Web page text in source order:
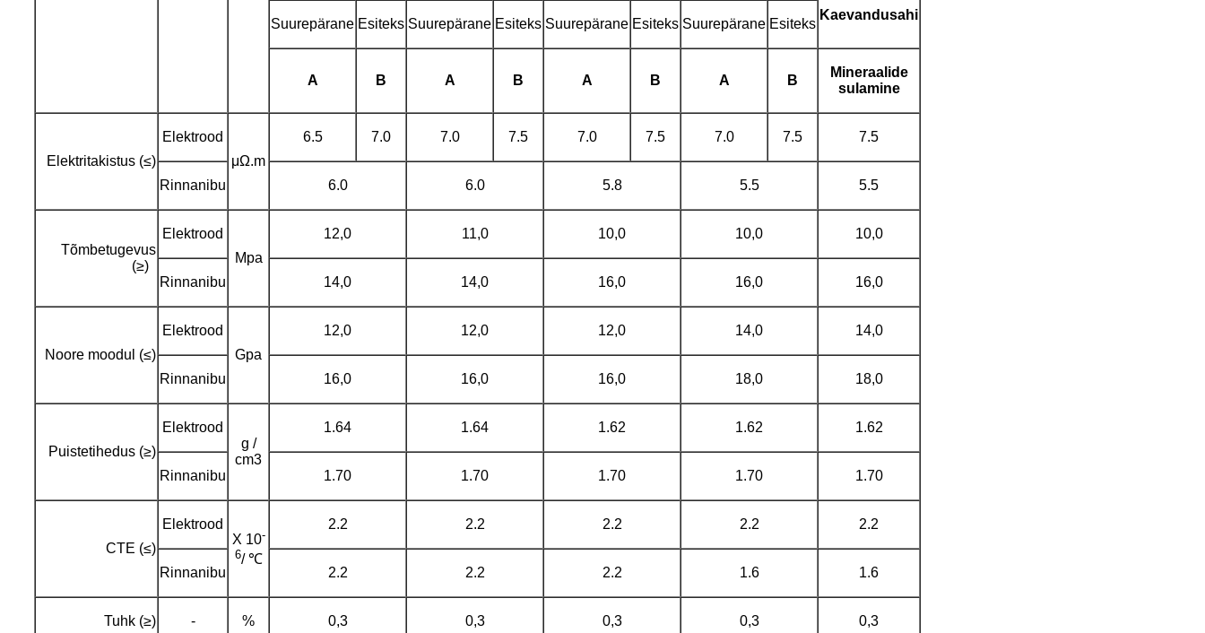
Kaevandusahi
Suurepärane Esiteks Suurepärane Esiteks Suurepärane Esiteks Suurepärane Esiteks
A B A B A B A B
Mineraalide
sulamine
Elektritakistus (≤)
Elektrood
μΩ.m
6.5 7.0 7.0 7.5 7.0 7.5 7.0 7.5 7.5
Rinnanibu 6.0 6.0 5.8 5.5 5.5
Tõmbetugevus
(≥)
Elektrood
Mpa
12,0 11,0 10,0 10,0 10,0
Rinnanibu 14,0 14,0 16,0 16,0 16,0
Noore moodul (≤)
Elektrood
Gpa
12,0 12,0 12,0 14,0 14,0
Rinnanibu 16,0 16,0 16,0 18,0 18,0
Puistetihedus (≥)
Elektrood
g /
cm3
1.64 1.64 1.62 1.62 1.62
Rinnanibu 1.70 1.70 1.70 1.70 1.70
CTE (≤)
Elektrood
X 10-
6/ ℃
2.2 2.2 2.2 2.2 2.2
Rinnanibu 2.2 2.2 2.2 1.6 1.6
Tuhk (≥) - % 0,3 0,3 0,3 0,3 0,3